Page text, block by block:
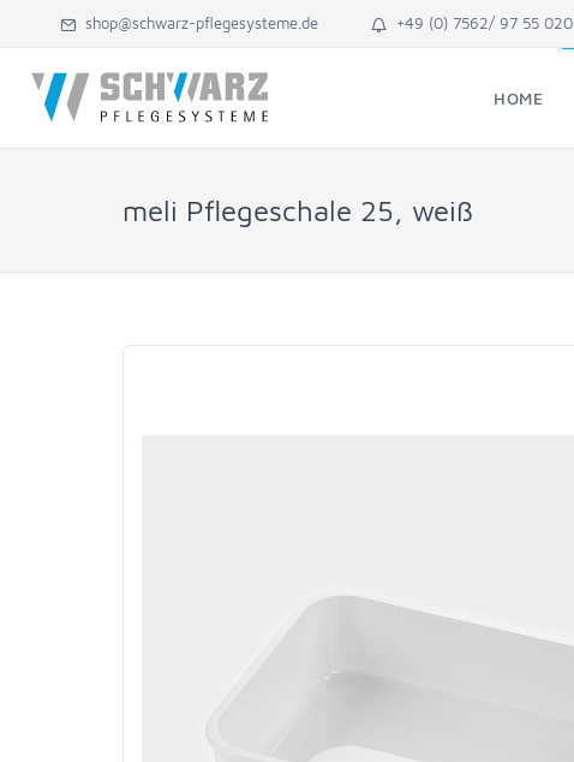
shop@schwarz-pflegesysteme.de +49 (0) 7562/ 97 55 020
HOME
meli Pflegeschale 25, weiß